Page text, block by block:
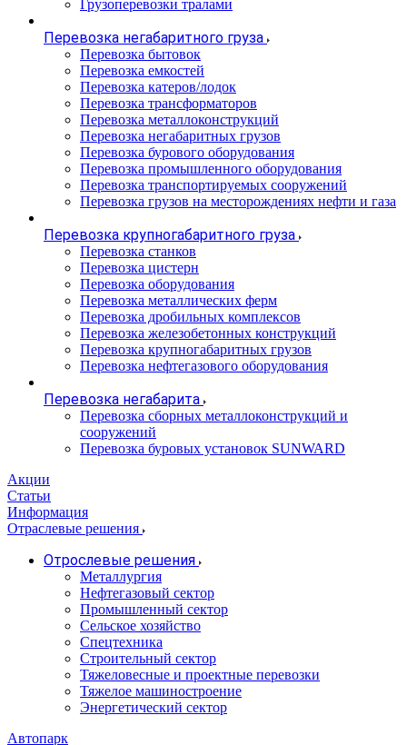
Грузоперевозки тралами
Перевозка негабаритного груза
Перевозка бытовок
Перевозка емкостей
Перевозка катеров/лодок
Перевозка трансформаторов
Перевозка металлоконструкций
Перевозка негабаритных грузов
Перевозка бурового оборудования
Перевозка промышленного оборудования
Перевозка транспортируемых сооружений
Перевозка грузов на месторождениях нефти и газа
Перевозка крупногабаритного груза
Перевозка станков
Перевозка цистерн
Перевозка оборудования
Перевозка металлических ферм
Перевозка дробильных комплексов
Перевозка железобетонных конструкций
Перевозка крупногабаритных грузов
Перевозка нефтегазового оборудования
Перевозка негабарита
Перевозка сборных металлоконструкций и
сооружений
Перевозка буровых установок SUNWARD
Акции
Статьи
Информация
Отраслевые решения
Отрослевые решения
Металлургия
Нефтегазовый сектор
Промышленный сектор
Сельское хозяйство
Спецтехника
Строительный сектор
Тяжеловесные и проектные перевозки
Тяжелое машиностроение
Энергетический сектор
Автопарк